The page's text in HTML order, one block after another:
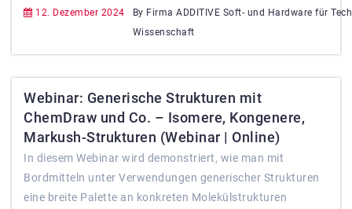
12. Dezember 2024
By Firma ADDITIVE Soft- und Hardware für
Wissenschaft
Webinar: Generische Strukturen mit
ChemDraw und Co. – Isomere, Kongenere,
Markush-Strukturen (Webinar | Online)
In diesem Webinar wird demonstriert, wie man mit
Bordmitteln unter Verwendungen generischer Strukturen
eine breite Palette an konkreten Molekülstrukturen